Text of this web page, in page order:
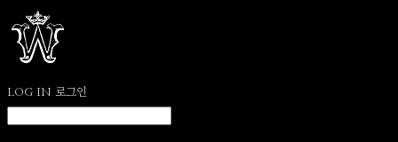
LOG IN 로그인